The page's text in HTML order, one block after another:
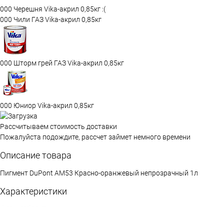
000 Черешня Vika-акрил 0,85кг :(
000 Чили ГАЗ Vika-акрил 0,85кг
000 Шторм грей ГАЗ Vika-акрил 0,85кг
000 Юниор Vika-акрил 0,85кг
Рассчитываем стоимость доставки
Пожалуйста подождите, рассчет займет немного времени
Описание товара
Пигмент DuPont AM53 Красно-оранжевый непрозрачный 1л
Характеристики